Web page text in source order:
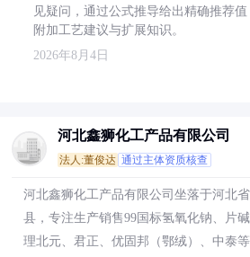
见疑问，通过公式推导给出精确推荐
附加工艺建议与扩展知识。
2026年8月4日
河北鑫狮化工产品有限公司
法人:董俊达 通过主体资质核查
河北鑫狮化工产品有限公司坐落于河北
县，专注生产销售99国标氢氧化钠、片
理北元、君正、优固邦（鄂绒）、中泰